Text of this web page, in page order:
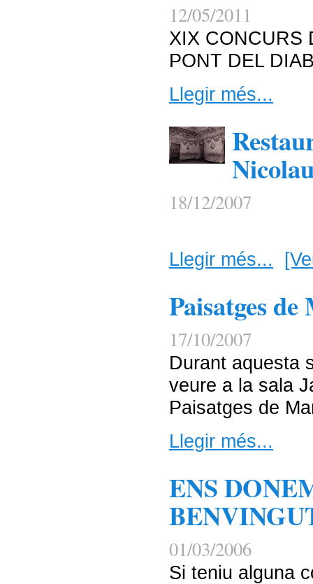
12/05/2011
XIX CONCURS
PONT DEL
Llegir més...
18/12/2007
Llegir més...
Paisatges
17/10/2007
Durant aquesta
veure a la sala
Paisatges de
Llegir més...
ENS
01/03/2006
Si teniu alguna